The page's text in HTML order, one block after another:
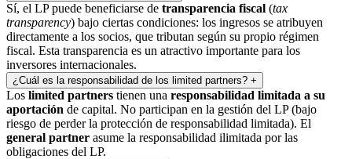
Sí, el LP puede beneficiarse de transparencia fiscal (tax
transparency) bajo ciertas condiciones: los ingresos se atribuyen
directamente a los socios, que tributan según su propio régimen
fiscal. Esta transparencia es un atractivo importante para los
inversores internacionales.
¿Cuál es la responsabilidad de los limited partners? +
Los limited partners tienen una responsabilidad limitada a su
aportación de capital. No participan en la gestión del LP (bajo
riesgo de perder la protección de responsabilidad limitada). El
general partner asume la responsabilidad ilimitada por las
obligaciones del LP.